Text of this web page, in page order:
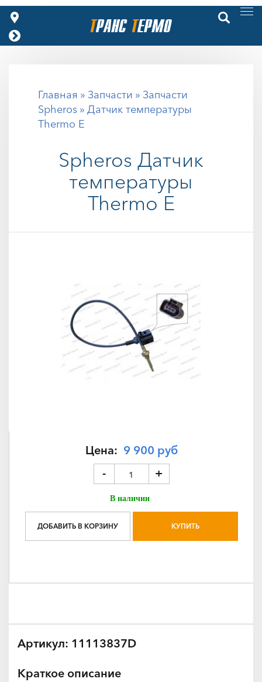
Главная » Запчасти » Запчасти
Spheros » Датчик температуры
Thermo E
Spheros Датчик
температуры
Thermo E
Цена: 9 900 руб
+
-
В наличии
ДОБАВИТЬ В КОРЗИНУ КУПИТЬ
Артикул: 11113837D
Краткое описание